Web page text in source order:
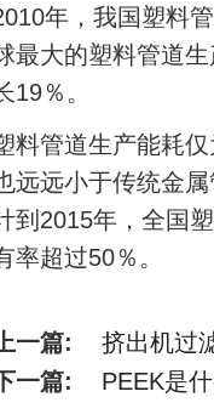
年，我国塑料
最大的塑料管道
19％。
料管道生产能耗
远远小于传统金
到2015年，全国
率超过50％。
一篇: 挤出机过
一篇: PEEK是